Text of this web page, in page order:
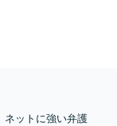
ネットに強い弁護